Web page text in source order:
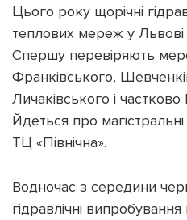
Цього року щорічні
теплових мереж у Львові
Спершу перевіряють
Франківського,
Личаківського і
Йдеться про
ТЦ «Північна».
Водночас з середини
гідравлічні